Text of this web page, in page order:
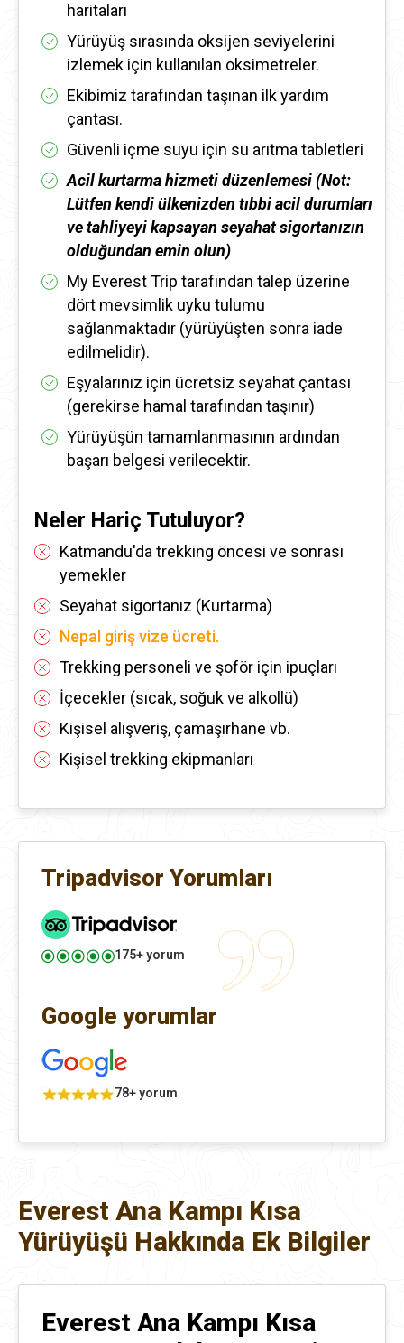
haritaları
Yürüyüş sırasında oksijen seviyelerini
izlemek için kullanılan oksimetreler.
Ekibimiz tarafından taşınan ilk yardım
çantası.
Güvenli içme suyu için su arıtma tabletleri
Acil kurtarma hizmeti düzenlemesi (Not:
Lütfen kendi ülkenizden tıbbi acil durumları
ve tahliyeyi kapsayan seyahat sigortanızın
olduğundan emin olun)
My Everest Trip tarafından talep üzerine
dört mevsimlik uyku tulumu
sağlanmaktadır (yürüyüşten sonra iade
edilmelidir).
Eşyalarınız için ücretsiz seyahat çantası
(gerekirse hamal tarafından taşınır)
Yürüyüşün tamamlanmasının ardından
başarı belgesi verilecektir.
Neler Hariç Tutuluyor?
Katmandu'da trekking öncesi ve sonrası
yemekler
Seyahat sigortanız (Kurtarma)
Nepal giriş vize ücreti.
Trekking personeli ve şoför için ipuçları
İçecekler (sıcak, soğuk ve alkollü)
Kişisel alışveriş, çamaşırhane vb.
Kişisel trekking ekipmanları
Tripadvisor Yorumları
175+ yorum
Google yorumlar
78+ yorum
Everest Ana Kampı Kısa
Yürüyüşü Hakkında Ek Bilgiler
Everest Ana Kampı Kısa